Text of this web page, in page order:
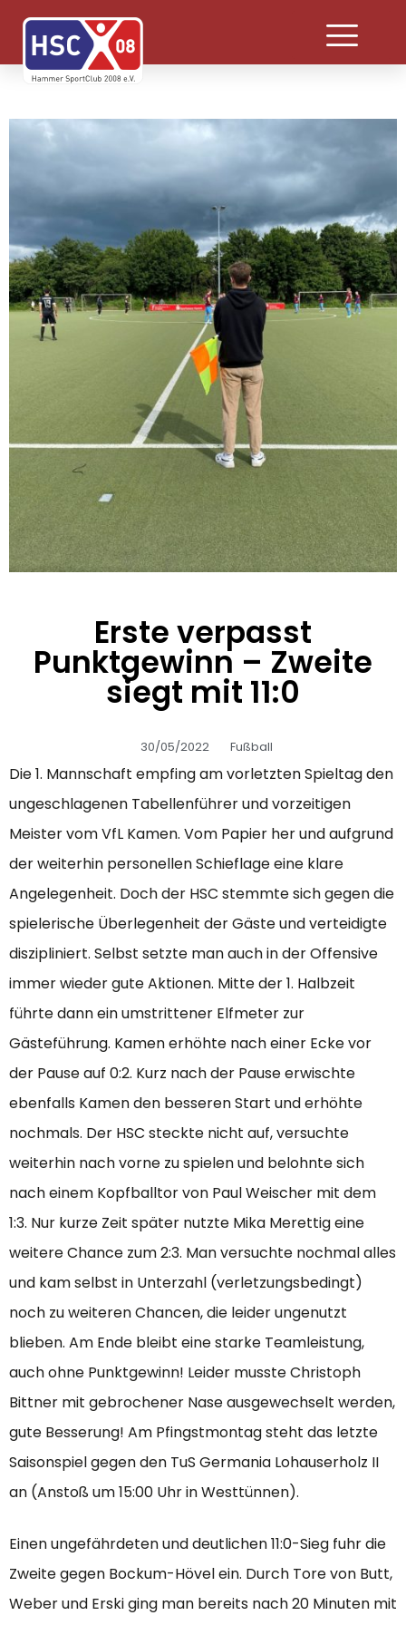
Erste verpasst
Punktgewinn – Zweite
siegt mit 11:0
30/05/2022 Fußball
Die 1. Mannschaft empfing am vorletzten Spieltag den
ungeschlagenen Tabellenführer und vorzeitigen
Meister vom VfL Kamen. Vom Papier her und aufgrund
der weiterhin personellen Schieflage eine klare
Angelegenheit. Doch der HSC stemmte sich gegen die
spielerische Überlegenheit der Gäste und verteidigte
diszipliniert. Selbst setzte man auch in der Offensive
immer wieder gute Aktionen. Mitte der 1. Halbzeit
führte dann ein umstrittener Elfmeter zur
Gästeführung. Kamen erhöhte nach einer Ecke vor
der Pause auf 0:2. Kurz nach der Pause erwischte
ebenfalls Kamen den besseren Start und erhöhte
nochmals. Der HSC steckte nicht auf, versuchte
weiterhin nach vorne zu spielen und belohnte sich
nach einem Kopfballtor von Paul Weischer mit dem
1:3. Nur kurze Zeit später nutzte Mika Merettig eine
weitere Chance zum 2:3. Man versuchte nochmal alles
und kam selbst in Unterzahl (verletzungsbedingt)
noch zu weiteren Chancen, die leider ungenutzt
blieben. Am Ende bleibt eine starke Teamleistung,
auch ohne Punktgewinn! Leider musste Christoph
Bittner mit gebrochener Nase ausgewechselt werden,
gute Besserung! Am Pfingstmontag steht das letzte
Saisonspiel gegen den TuS Germania Lohauserholz II
an (Anstoß um 15:00 Uhr in Westtünnen).
Einen ungefährdeten und deutlichen 11:0-Sieg fuhr die
Zweite gegen Bockum-Hövel ein. Durch Tore von Butt,
Weber und Erski ging man bereits nach 20 Minuten mit